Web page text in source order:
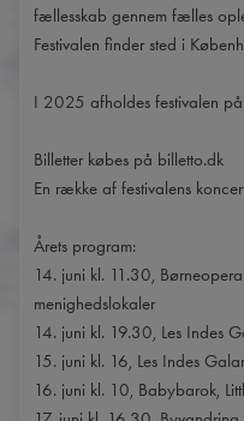
fællesskab gennem fælles
Festivalen finder sted i
I 2025 afholdes festivalen
Billetter købes på billetto.dk
En række af festivalens
Årets program:
14. juni kl. 11.30,
menighedslokaler
14. juni kl. 19.30, Les Indes
15. juni kl. 16, Les Indes
16. juni kl. 10, Babybarok,